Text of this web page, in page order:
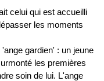
celui qui est accueilli
les moments
gardien' : un jeune
les premières
soin de lui. L'ange